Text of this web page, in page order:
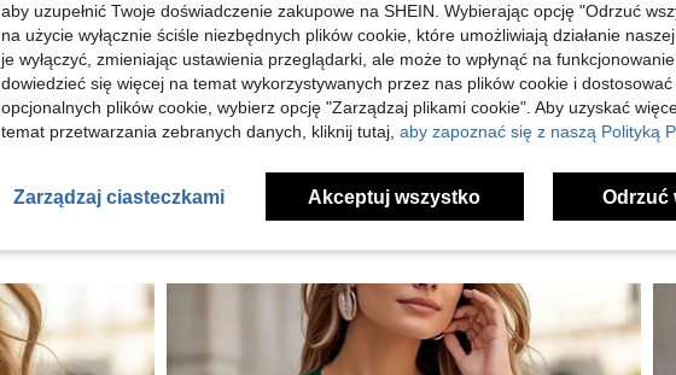
Pomocny (13)
Zobacz Więcej Opinii
aby uzupełnić Twoje doświadczenie zakupowe na SHEIN. Wybierając opcję "Odrzuć
na użycie wyłącznie ściśle niezbędnych plików cookie, które umożliwiają działanie
je wyłączyć, zmieniając ustawienia przeglądarki, ale może to wpłynąć na
dowiedzieć się więcej na temat wykorzystywanych przez nas plików cookie i
opcjonalnych plików cookie, wybierz opcję "Zarządzaj plikami cookie". Aby uzyskać
temat przetwarzania zebranych danych, kliknij tutaj, aby zapoznać się z naszą Polityką
Zarządzaj ciasteczkami Akceptuj wszystko Odrzuć